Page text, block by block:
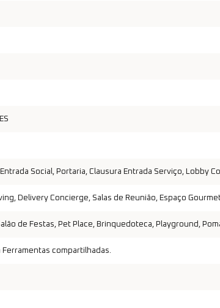
Social, Portaria, Clausura Entrada Serviço, Lobby
Delivery Concierge, Salas de Reunião, Espaço
de Festas, Pet Place, Brinquedoteca, Playground,
compartilhadas.